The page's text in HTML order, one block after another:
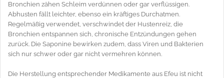
Bronchien zähen Schleim verdünnen oder gar verflüssigen.
Abhusten fällt leichter, ebenso ein kräftiges Durchatmen.
Regelmäßig verwendet, verschwindet der Hustenreiz, die
Bronchien entspannen sich, chronische Entzündungen gehen
zurück. Die Saponine bewirken zudem, dass Viren und Bakterien
sich nur schwer oder gar nicht vermehren können.
Die Herstellung entsprechender Medikamente aus Efeu ist nicht